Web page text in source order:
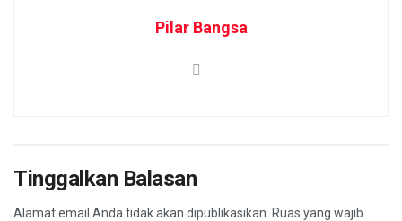
Pilar Bangsa
Tinggalkan Balasan
Alamat email Anda tidak akan dipublikasikan. Ruas yang wajib